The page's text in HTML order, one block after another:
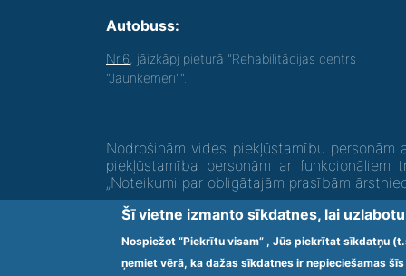
Autobuss:
Nr.6 , jāizkāpj pieturā "Rehabilitācijas centrs
"Jaunķemeri"".
Nodrošinām vides piekļūstamību personām
piekļūstamība personām ar
„Noteikumi par obligātajām prasībām
Ārstniecības iestādes kods 1300 – 64003
Šī vietne izmanto sīkdatnes, lai
Nospiežot “Piekrītu visam” , Jūs piekrītat sīkdatņu
ņemiet vērā, ka dažas sīkdatnes ir nepieciešamas